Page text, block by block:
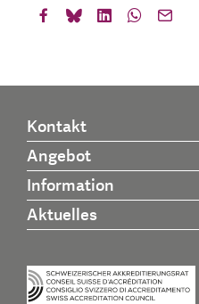
Kontakt
Angebot
Information
Aktuelles